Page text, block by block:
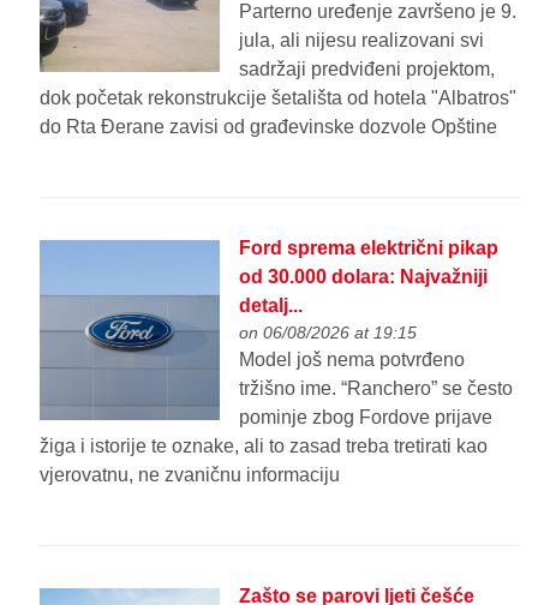
Parterno uređenje završeno je 9.
jula, ali nijesu realizovani svi
sadržaji predviđeni projektom,
dok početak rekonstrukcije šetališta od hotela "Albatros"
do Rta Đerane zavisi od građevinske dozvole Opštine
Ford sprema električni pikap
od 30.000 dolara: Najvažniji
detalj...
on 06/08/2026 at 19:15
Model još nema potvrđeno
tržišno ime. “Ranchero” se često
pominje zbog Fordove prijave
žiga i istorije te oznake, ali to zasad treba tretirati kao
vjerovatnu, ne zvaničnu informaciju
Zašto se parovi ljeti češće